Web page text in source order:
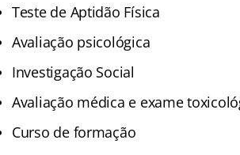
Teste de Aptidão Física
Avaliação psicológica
Investigação Social
Avaliação médica e exame
Curso de formação